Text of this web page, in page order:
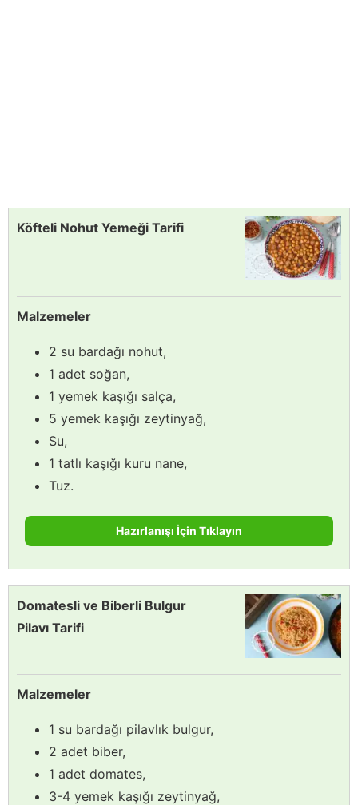
Köfteli Nohut Yemeği Tarifi
Malzemeler
2 su bardağı nohut,
1 adet soğan,
1 yemek kaşığı salça,
5 yemek kaşığı zeytinyağ,
Su,
1 tatlı kaşığı kuru nane,
Tuz.
Hazırlanışı İçin Tıklayın
Domatesli ve Biberli Bulgur
Pilavı Tarifi
Malzemeler
1 su bardağı pilavlık bulgur,
2 adet biber,
1 adet domates,
3-4 yemek kaşığı zeytinyağ,